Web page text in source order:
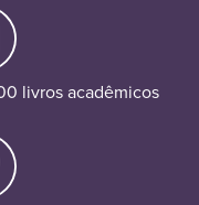
livros acadêmicos